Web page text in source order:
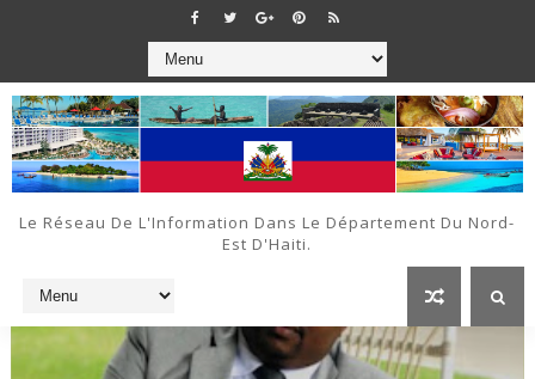
Le Réseau De L'Information Dans Le Département Du Nord-
Est D'Haiti.